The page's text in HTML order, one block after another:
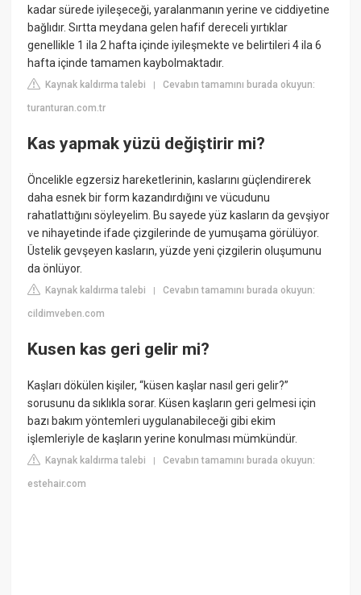
kadar sürede iyileşeceği, yaralanmanın yerine ve ciddiyetine
bağlıdır. Sırtta meydana gelen hafif dereceli yırtıklar
genellikle 1 ila 2 hafta içinde iyileşmekte ve belirtileri 4 ila 6
hafta içinde tamamen kaybolmaktadır.
Kaynak kaldırma talebi |Cevabın tamamını burada okuyun:
turanturan.com.tr
Kas yapmak yüzü değiştirir mi?
Öncelikle egzersiz hareketlerinin, kaslarını güçlendirerek
daha esnek bir form kazandırdığını ve vücudunu
rahatlattığını söyleyelim. Bu sayede yüz kasların da gevşiyor
ve nihayetinde ifade çizgilerinde de yumuşama görülüyor.
Üstelik gevşeyen kasların, yüzde yeni çizgilerin oluşumunu
da önlüyor.
Kaynak kaldırma talebi |Cevabın tamamını burada okuyun:
cildimveben.com
Kusen kas geri gelir mi?
Kaşları dökülen kişiler, “küsen kaşlar nasıl geri gelir?”
sorusunu da sıklıkla sorar. Küsen kaşların geri gelmesi için
bazı bakım yöntemleri uygulanabileceği gibi ekim
işlemleriyle de kaşların yerine konulması mümkündür.
Kaynak kaldırma talebi |Cevabın tamamını burada okuyun:
estehair.com